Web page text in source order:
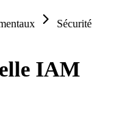
Sécurité
IAM